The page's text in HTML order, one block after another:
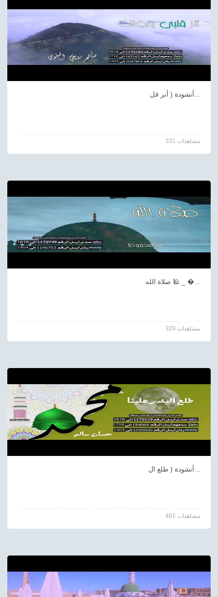
331 مشاهدات
صلاة الله 🕌 _ �...
328 مشاهدات
401 مشاهدات